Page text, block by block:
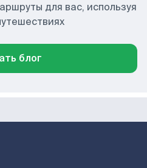
для вас, используя
блог